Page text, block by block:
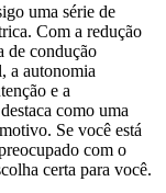
uma série de
Com a redução
de condução
a autonomia
e a
como uma
Se você está
com o
certa para você.